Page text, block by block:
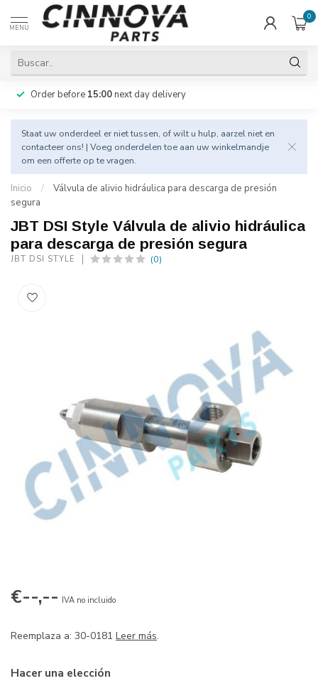
MENÚ
0
Order before 15:00next day delivery
Staat uw onderdeel er niet tussen, of wilt u hulp, aarzel niet en
contacteer ons! | Voeg onderdelen toe aan uw winkelmandje
om een offerte op te vragen.
Inicio /
Válvula de alivio hidráulica para descarga de presión
segura
JBT DSI Style Válvula de alivio hidráulica
para descarga de presión segura
JBT DSI STYLE (0)
€--,-- IVA no incluido
Reemplaza a: 30-0181 Leer más.
Hacer una elección